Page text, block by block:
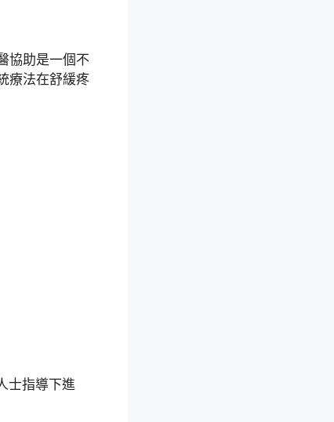
協助是一個不
療法在舒緩疼
士指導下進